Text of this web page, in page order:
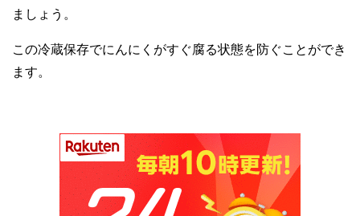
ましょう。
この冷蔵保存でにんにくがすぐ腐る状態を防ぐことができ
ます。